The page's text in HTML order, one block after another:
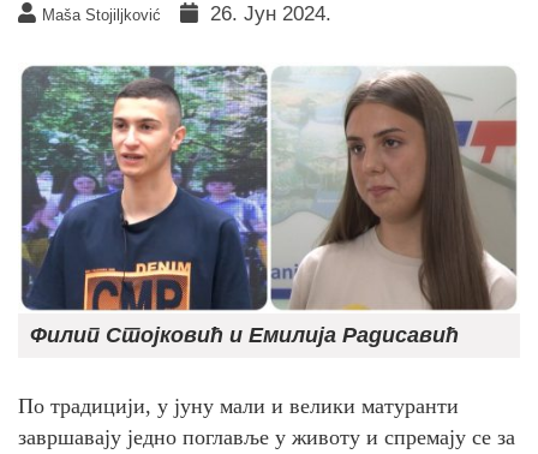
Maša Stojiljković 26. Јун 2024.
Филип Стојковић и Емилија Радисавић
По традицији, у јуну мали и велики матуранти
завршавају једно поглавље у животу и спремају се за